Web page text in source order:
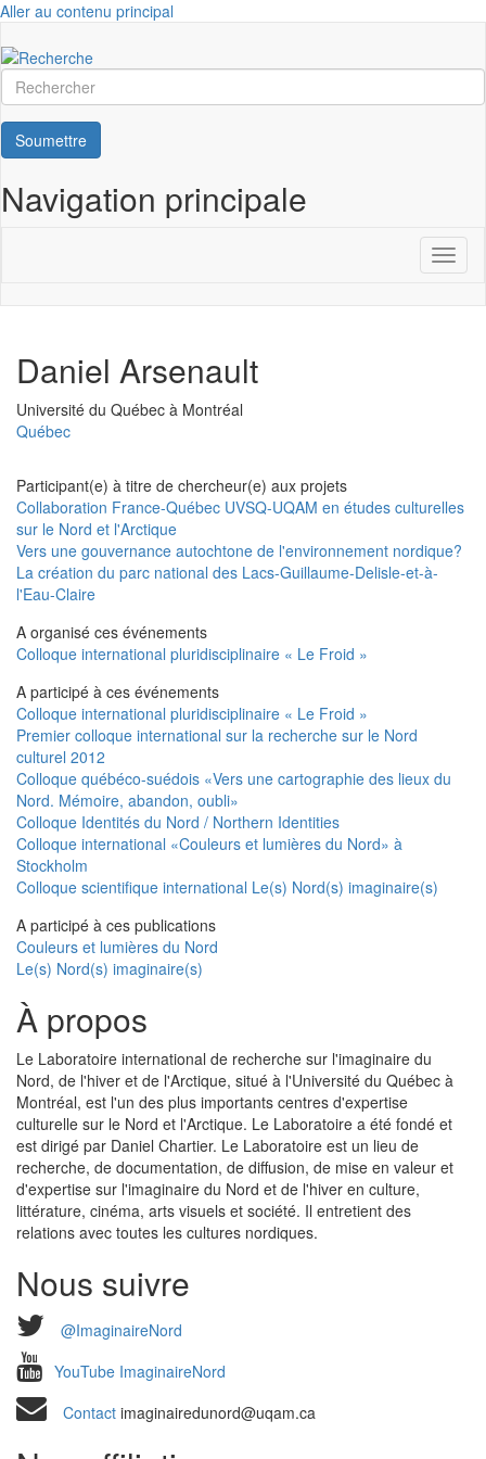
Aller au contenu principal
Rechercher
Soumettre
Navigation principale
Daniel Arsenault
Université
Université du Québec à Montréal
Québec
Participant(e) à titre de chercheur(e) aux projets
Collaboration France-Québec UVSQ-UQAM en études culturelles
sur le Nord et l'Arctique
Vers une gouvernance autochtone de l'environnement nordique?
La création du parc national des Lacs-Guillaume-Delisle-et-à-
l'Eau-Claire
A organisé ces événements
Colloque international pluridisciplinaire « Le Froid »
A participé à ces événements
Colloque international pluridisciplinaire « Le Froid »
Premier colloque international sur la recherche sur le Nord
culturel 2012
Colloque québéco-suédois «Vers une cartographie des lieux du
Nord. Mémoire, abandon, oubli»
Colloque Identités du Nord / Northern Identities
Colloque international «Couleurs et lumières du Nord» à
Stockholm
Colloque scientifique international Le(s) Nord(s) imaginaire(s)
A participé à ces publications
Couleurs et lumières du Nord
Le(s) Nord(s) imaginaire(s)
À propos
Le Laboratoire international de recherche sur l'imaginaire du
Nord, de l'hiver et de l'Arctique, situé à l'Université du Québec à
Montréal, est l'un des plus importants centres d'expertise
culturelle sur le Nord et l'Arctique. Le Laboratoire a été fondé et
est dirigé par Daniel Chartier. Le Laboratoire est un lieu de
recherche, de documentation, de diffusion, de mise en valeur et
d'expertise sur l'imaginaire du Nord et de l'hiver en culture,
littérature, cinéma, arts visuels et société. Il entretient des
relations avec toutes les cultures nordiques.
Nous suivre
@ImaginaireNord
YouTube ImaginaireNord
Contact imaginairedunord@uqam.ca